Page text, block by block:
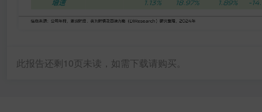
此报告还剩10页未读，如需下载请购买。